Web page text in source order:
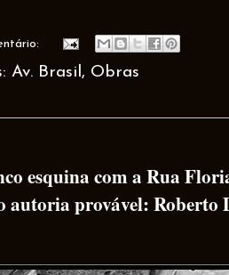
Av. Brasil, Obras
esquina com a Rua
autoria provável: Roberto